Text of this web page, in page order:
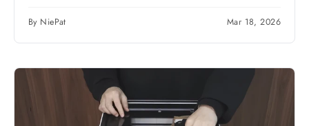
By NiePat Mar 18, 2026